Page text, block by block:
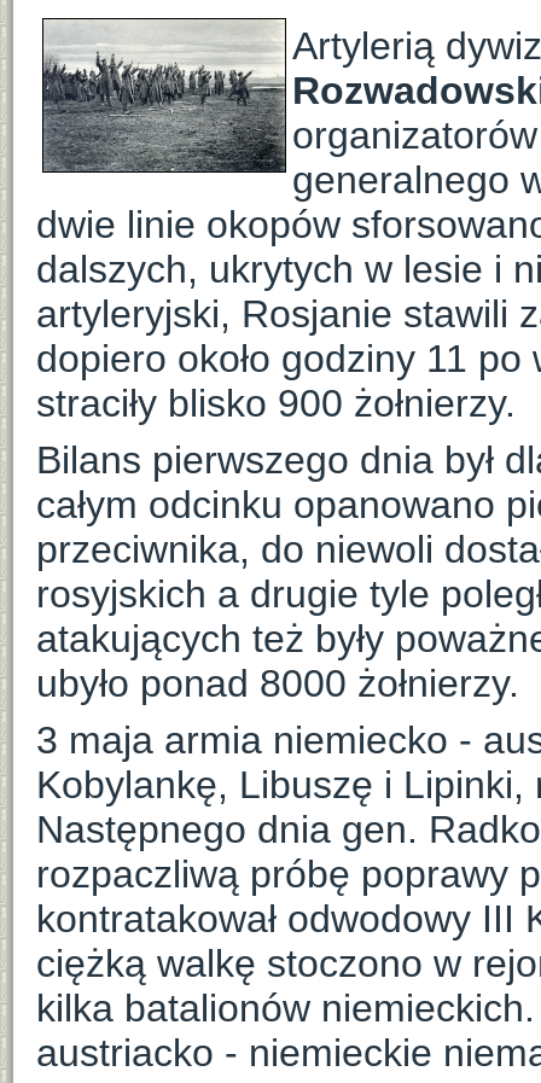
Artylerią
generalnego
dwie linie okopów
dalszych, ukrytych w lesie i
artyleryjski, Rosjanie stawili
dopiero około godziny 11
straciły blisko 900 żołnierzy.
Bilans pierwszego dnia był
całym odcinku opanowano
przeciwnika, do niewoli
rosyjskich a drugie tyle
atakujących też były
ubyło ponad 8000 żołnierzy.
3 maja armia niemiecko -
Kobylankę, Libuszę i
Następnego dnia gen.
rozpaczliwą próbę poprawy
kontratakował odwodowy
ciężką walkę stoczono w
kilka batalionów
austriacko - niemieckie